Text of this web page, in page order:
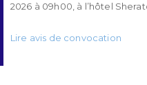
2026 à 09h00, à l’hôtel
Lire avis de convocation